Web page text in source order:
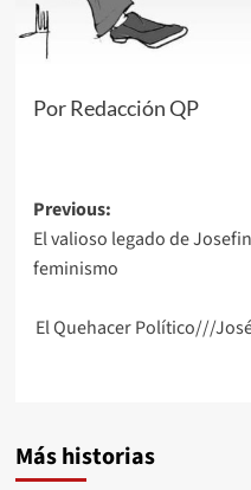
Por Redacción QP
Post
navigation
Previous:
El valioso legado de
feminismo
El Quehacer Político///
Más historias